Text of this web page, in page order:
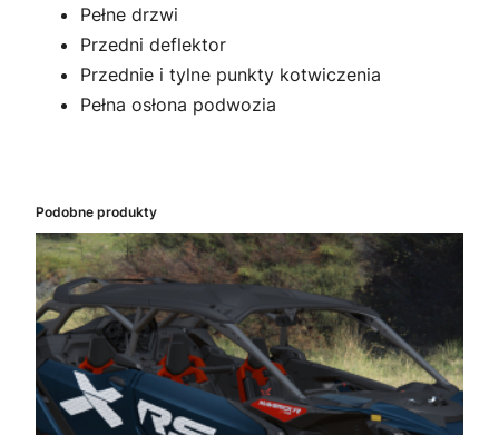
Pełne drzwi
Przedni deflektor
Przednie i tylne punkty kotwiczenia
Pełna osłona podwozia
Podobne produkty